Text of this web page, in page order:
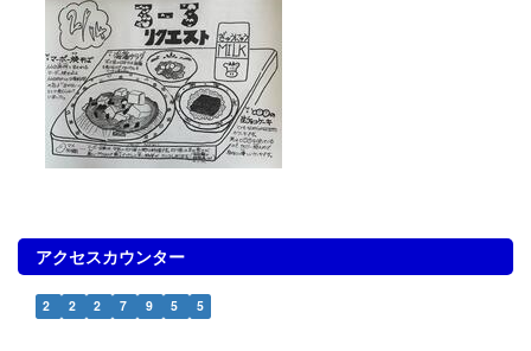
アクセスカウンター
2 2 2 7 9 5 5